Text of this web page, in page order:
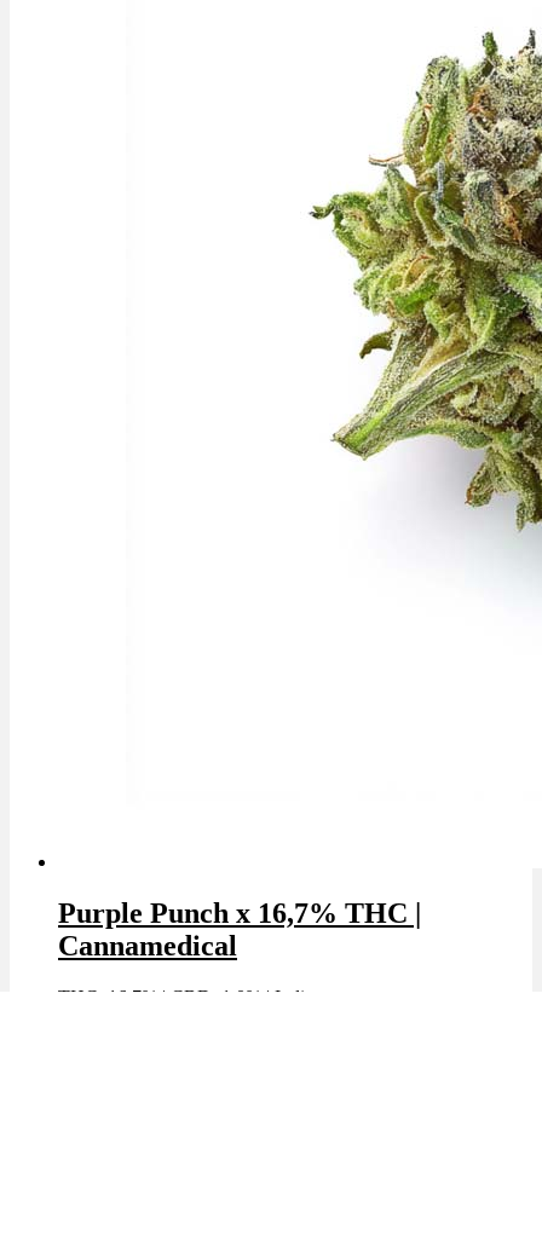
Purple Punch x 16,7% THC |
Cannamedical
THC: 16.7% | CBD: 1.0% | Indica